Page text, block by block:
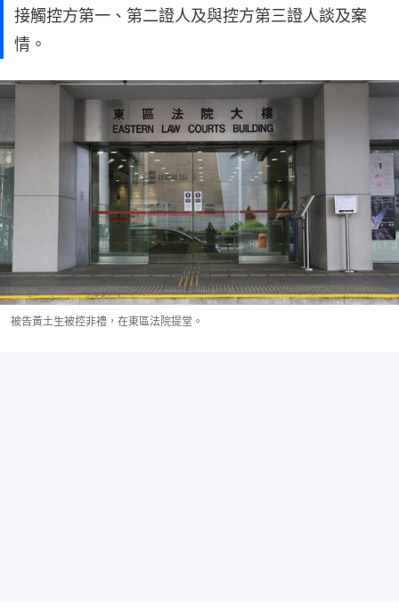
接觸控方第一、第二證人及與控方第三證人談及案
情。
被告黃土生被控非禮，在東區法院提堂。